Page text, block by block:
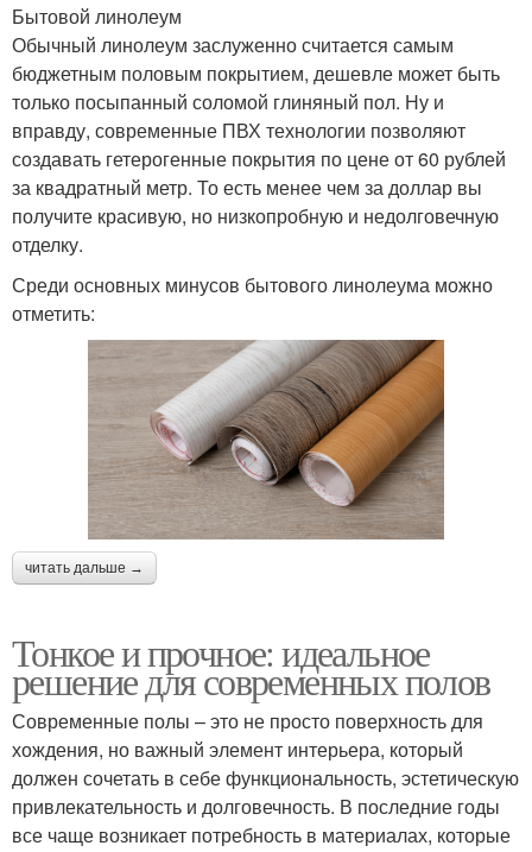
Бытовой линолеум
Обычный линолеум заслуженно считается самым
бюджетным половым покрытием, дешевле может быть
только посыпанный соломой глиняный пол. Ну и
вправду, современные ПВХ технологии позволяют
создавать гетерогенные покрытия по цене от 60 рублей
за квадратный метр. То есть менее чем за доллар вы
получите красивую, но низкопробную и недолговечную
отделку.
Среди основных минусов бытового линолеума можно
отметить:
читать дальше →
Тонкое и прочное: идеальное
решение для современных полов
Современные полы – это не просто поверхность для
хождения, но важный элемент интерьера, который
должен сочетать в себе функциональность, эстетическую
привлекательность и долговечность. В последние годы
все чаще возникает потребность в материалах, которые